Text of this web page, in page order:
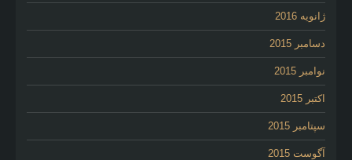
ژانویه 2016
دسامبر 2015
نوامبر 2015
اکتبر 2015
سپتامبر 2015
آگوست 2015